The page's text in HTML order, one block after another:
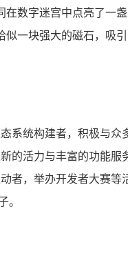
数字迷宫中点亮了一
一块强大的磁石，吸
系统构建者，积极与众
的活力与丰富的功能
者，举办开发者大赛
。